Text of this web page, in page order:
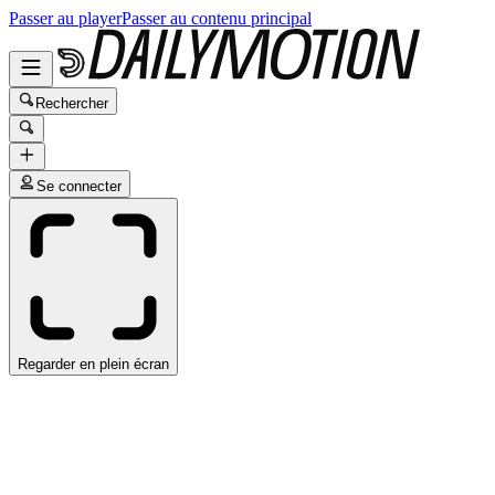
Passer au playerPasser au contenu principal
Rechercher
Se connecter
Regarder en plein écran